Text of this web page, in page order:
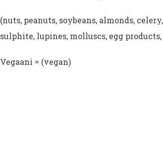
(nuts, peanuts, soybeans, almonds,
sulphite, lupines, molluscs, egg products,
Vegaani = (vegan)